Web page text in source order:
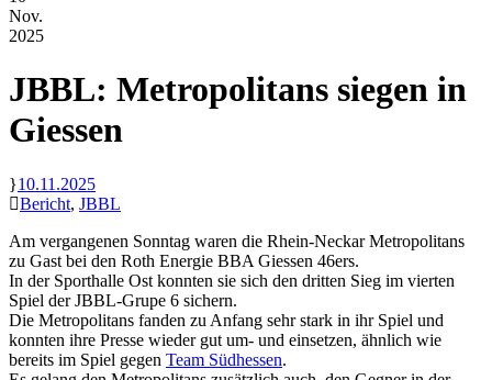
Nov.
2025
JBBL: Metropolitans siegen in
Giessen
10.11.2025
Bericht, JBBL
Am vergangenen Sonntag waren die Rhein-Neckar Metropolitans
zu Gast bei den Roth Energie BBA Giessen 46ers.
In der Sporthalle Ost konnten sie sich den dritten Sieg im vierten
Spiel der JBBL-Grupe 6 sichern.
Die Metropolitans fanden zu Anfang sehr stark in ihr Spiel und
konnten ihre Presse wieder gut um- und einsetzen, ähnlich wie
bereits im Spiel gegen Team Südhessen.